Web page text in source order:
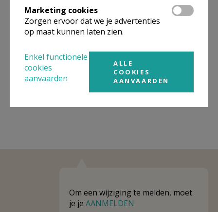
Niet gevonden wat je zocht? Hier vind je links naar de
gegevens van andere organisaties op het boven-,
Behoort totEenheid/federatie PE Kanaän Veurne
Weergeven
Eenheid/federatie PE Kanaän Veurne
Om een wijziging te melden, moet
je je AANMELDEN
Marketing cookies
Zorgen ervoor dat we je advertenties
op maat kunnen laten zien.
Enkel functionele
cookies
aanvaarden
ALLE
COOKIES
AANVAARDEN